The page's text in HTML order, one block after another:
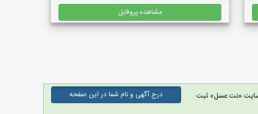
مشاهده پروفایل
«نت عسل» ثبت
درج آگهی و نام شما در این صفحه